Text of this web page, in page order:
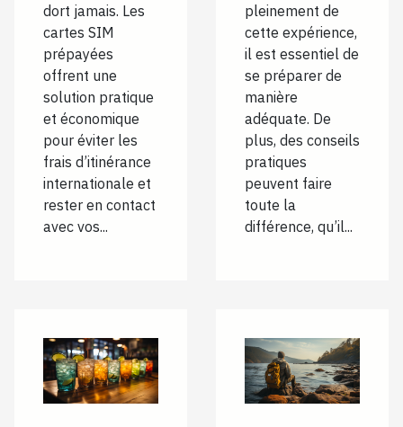
dort jamais. Les
cartes SIM
prépayées
offrent une
solution pratique
et économique
pour éviter les
frais d’itinérance
internationale et
rester en contact
avec vos...
pleinement de
cette expérience,
il est essentiel de
se préparer de
manière
adéquate. De
plus, des conseils
pratiques
peuvent faire
toute la
différence, qu’il...